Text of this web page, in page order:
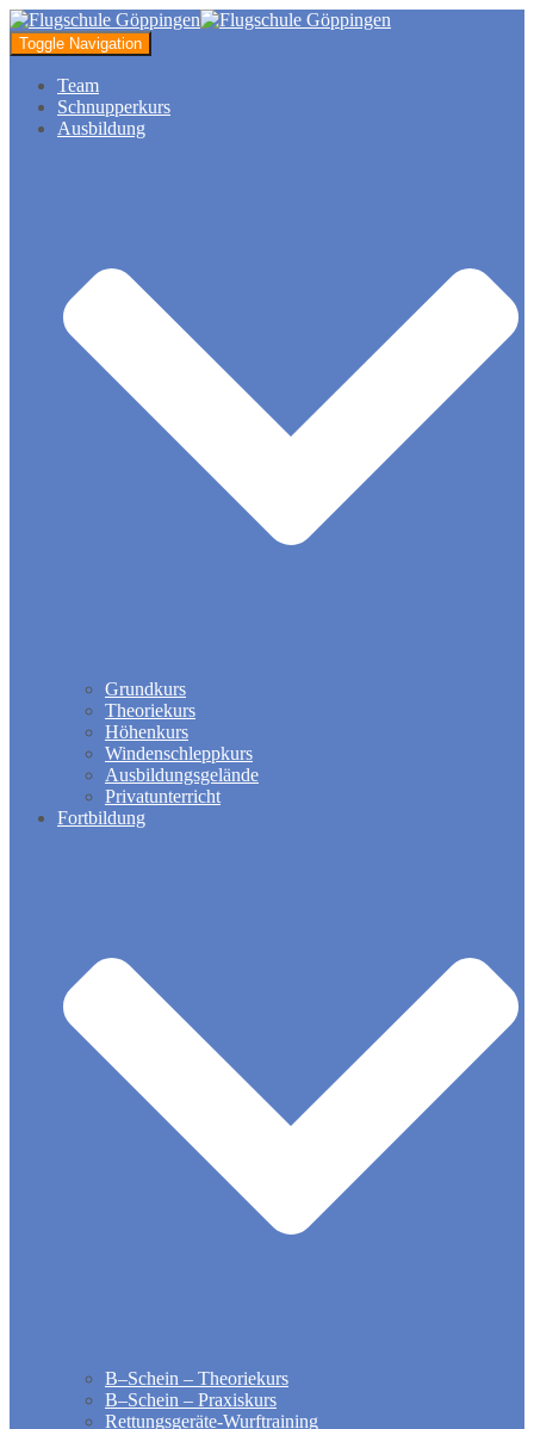
Toggle Navigation
Team
Schnupperkurs
Ausbildung
Grundkurs
Theoriekurs
Höhenkurs
Windenschleppkurs
Ausbildungsgelände
Privatunterricht
Fortbildung
B–Schein – Theoriekurs
B–Schein – Praxiskurs
Rettungsgeräte-Wurftraining